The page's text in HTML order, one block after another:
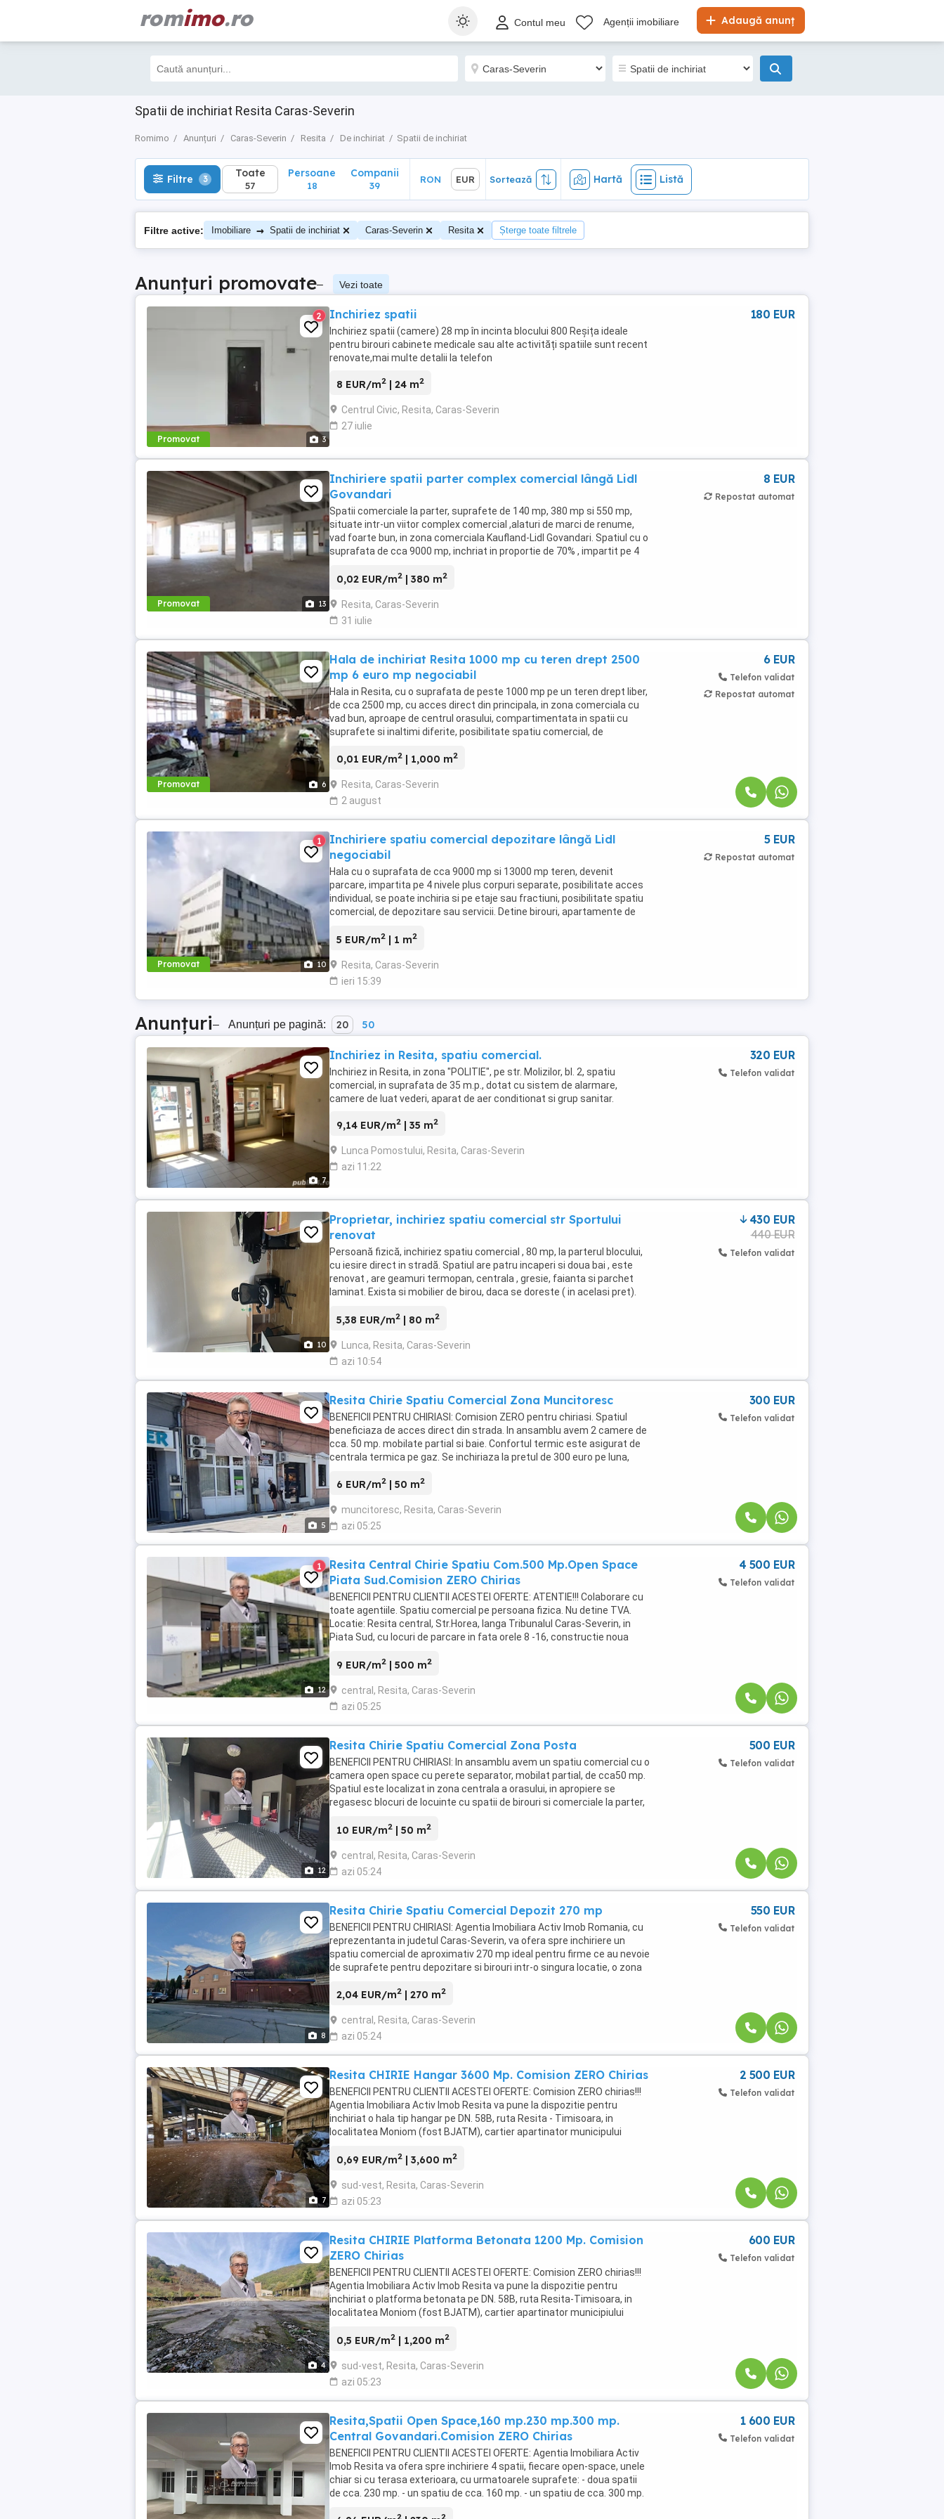
romimo.ro Adaugă anunț
Contul meu Agenții imobiliare
Spatii de inchiriat Resita Caras-Severin
Romimo Anunțuri Caras-Severin Resita De inchiriat Spatii de inchiriat
Filtre 3 Toate
57
EUR Sortează Hartă Listă
Filtre 3 Toate
57
Persoane
18
Companii
39
RON EUR Sortează Hartă Listă
Filtre active: Imobiliare → Spatii de inchiriat Caras-Severin Resita Șterge toate filtrele
Anunțuri promovate– Vezi toate
Promovat 3
2 Inchiriez spatii
Inchiriez spatii (camere) 28 mp în incinta blocului 800 Reșița ideale
pentru birouri cabinete medicale sau alte activități spatiile sunt recent
renovate,mai multe detalii la telefon
8 EUR/m2 | 24 m2
Centrul Civic, Resita, Caras-Severin
27 iulie
180 EUR
Promovat 13
Inchiriere spatii parter complex comercial lângă Lidl
Govandari
Spatii comerciale la parter, suprafete de 140 mp, 380 mp si 550 mp,
situate intr-un viitor complex comercial ,alaturi de marci de renume,
vad foarte bun, in zona comerciala Kaufland-Lidl Govandari. Spatiul cu o
suprafata de cca 9000 mp, inchriat in proportie de 70% , impartit pe 4
0,02 EUR/m2 | 380 m2
Resita, Caras-Severin
31 iulie
8 EUR
Repostat automat
Promovat 6
Hala de inchiriat Resita 1000 mp cu teren drept 2500
mp 6 euro mp negociabil
Hala in Resita, cu o suprafata de peste 1000 mp pe un teren drept liber,
de cca 2500 mp, cu acces direct din principala, in zona comerciala cu
vad bun, aproape de centrul orasului, compartimentata in spatii cu
suprafete si inaltimi diferite, posibilitate spatiu comercial, de
0,01 EUR/m2 | 1,000 m2
Resita, Caras-Severin
2 august
6 EUR
Telefon validat
Repostat automat
Promovat 10
1
Inchiriere spatiu comercial depozitare lângă Lidl
negociabil
Hala cu o suprafata de cca 9000 mp si 13000 mp teren, devenit
parcare, impartita pe 4 nivele plus corpuri separate, posibilitate acces
individual, se poate inchiria si pe etaje sau fractiuni, posibilitate spatiu
comercial, de depozitare sau servicii. Detine birouri, apartamente de
5 EUR/m2 | 1 m2
Resita, Caras-Severin
ieri 15:39
5 EUR
Repostat automat
Anunțuri– Anunțuri pe pagină: 20 50
7
Inchiriez in Resita, spatiu comercial.
Inchiriez in Resita, in zona "POLITIE", pe str. Molizilor, bl. 2, spatiu
comercial, in suprafata de 35 m.p., dotat cu sistem de alarmare,
camere de luat vederi, aparat de aer conditionat si grup sanitar.
9,14 EUR/m2 | 35 m2
Lunca Pomostului, Resita, Caras-Severin
azi 11:22
320 EUR
Telefon validat
10
Proprietar, inchiriez spatiu comercial str Sportului
renovat
Persoană fizică, inchiriez spatiu comercial , 80 mp, la parterul blocului,
cu iesire direct in stradă. Spatiul are patru incaperi si doua bai , este
renovat , are geamuri termopan, centrala , gresie, faianta si parchet
laminat. Exista si mobilier de birou, daca se doreste ( in acelasi pret).
5,38 EUR/m2 | 80 m2
Lunca, Resita, Caras-Severin
azi 10:54
430 EUR
440 EUR
Telefon validat
5
Resita Chirie Spatiu Comercial Zona Muncitoresc
BENEFICII PENTRU CHIRIASI: Comision ZERO pentru chiriasi. Spatiul
beneficiaza de acces direct din strada. In ansamblu avem 2 camere de
cca. 50 mp. mobilate partial si baie. Confortul termic este asigurat de
centrala termica pe gaz. Se inchiriaza la pretul de 300 euro pe luna,
6 EUR/m2 | 50 m2
muncitoresc, Resita, Caras-Severin
azi 05:25
300 EUR
Telefon validat
12
1
Resita Central Chirie Spatiu Com.500 Mp.Open Space
Piata Sud.Comision ZERO Chirias
BENEFICII PENTRU CLIENTII ACESTEI OFERTE: ATENTIE!!! Colaborare cu
toate agentiile. Spatiu comercial pe persoana fizica. Nu detine TVA.
Locatie: Resita central, Str.Horea, langa Tribunalul Caras-Severin, in
Piata Sud, cu locuri de parcare in fata orele 8 -16, constructie noua
9 EUR/m2 | 500 m2
central, Resita, Caras-Severin
azi 05:25
4 500 EUR
Telefon validat
12
Resita Chirie Spatiu Comercial Zona Posta
BENEFICII PENTRU CHIRIASI: In ansamblu avem un spatiu comercial cu o
camera open space cu perete separator, mobilat partial, de cca50 mp.
Spatiul este localizat in zona centrala a orasului, in apropiere se
regasesc blocuri de locuinte cu spatii de birouri si comerciale la parter,
10 EUR/m2 | 50 m2
central, Resita, Caras-Severin
azi 05:24
500 EUR
Telefon validat
8
Resita Chirie Spatiu Comercial Depozit 270 mp
BENEFICII PENTRU CHIRIASI: Agentia Imobiliara Activ Imob Romania, cu
reprezentanta in judetul Caras-Severin, va ofera spre inchiriere un
spatiu comercial de aproximativ 270 mp ideal pentru firme ce au nevoie
de suprafete pentru depozitare si birouri intr-o singura locatie, o zona
2,04 EUR/m2 | 270 m2
central, Resita, Caras-Severin
azi 05:24
550 EUR
Telefon validat
7
Resita CHIRIE Hangar 3600 Mp. Comision ZERO Chirias
BENEFICII PENTRU CLIENTII ACESTEI OFERTE: Comision ZERO chirias!!!
Agentia Imobiliara Activ Imob Resita va pune la dispozitie pentru
inchiriat o hala tip hangar pe DN. 58B, ruta Resita - Timisoara, in
localitatea Moniom (fost BJATM), cartier apartinator municipului
0,69 EUR/m2 | 3,600 m2
sud-vest, Resita, Caras-Severin
azi 05:23
2 500 EUR
Telefon validat
4
Resita CHIRIE Platforma Betonata 1200 Mp. Comision
ZERO Chirias
BENEFICII PENTRU CLIENTII ACESTEI OFERTE: Comision ZERO chirias!!!
Agentia Imobiliara Activ Imob Resita va pune la dispozitie pentru
inchiriat o platforma betonata pe DN. 58B, ruta Resita-Timisoara, in
localitatea Moniom (fost BJATM), cartier apartinator municipiului
0,5 EUR/m2 | 1,200 m2
sud-vest, Resita, Caras-Severin
azi 05:23
600 EUR
Telefon validat
Resita,Spatii Open Space,160 mp.230 mp.300 mp.
Central Govandari.Comision ZERO Chirias
BENEFICII PENTRU CLIENTII ACESTEI OFERTE: Agentia Imobiliara Activ
Imob Resita va ofera spre inchiriere 4 spatii, fiecare open-space, unele
chiar si cu terasa exterioara, cu urmatoarele suprafete: - doua spatii
de cca. 230 mp. - un spatiu de cca. 160 mp. - un spatiu de cca. 300 mp.
1 600 EUR
Telefon validat